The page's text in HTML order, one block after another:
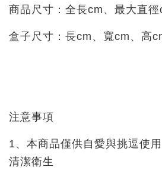
商品尺寸：全長cm、最大直
盒子尺寸：長cm、寬cm、高
注意事項
1、本商品僅供自愛與挑逗使
清潔衛生